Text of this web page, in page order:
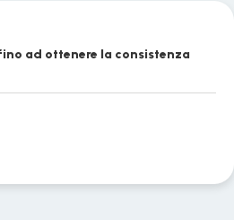
ad ottenere la consistenza